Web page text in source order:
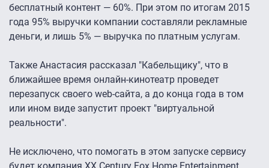
бесплатный контент — 60%. При этом по итогам 2015
года 95% выручки компании составляли рекламные
деньги, и лишь 5% — выручка по платным услугам.
Также Анастасия рассказал "Кабельщику", что в
ближайшее время онлайн-кинотеатр проведет
перезапуск своего web-сайта, а до конца года в том
или ином виде запустит проект "виртуальной
реальности".
Не исключено, что помогать в этом запуске сервису